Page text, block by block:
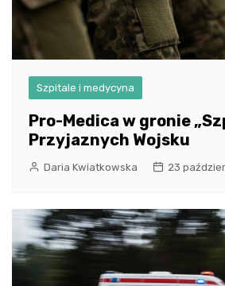
Szpitale i medycyna
Pro-Medica w gronie
Przyjaznych Wojsku
Daria Kwiatkowska 23